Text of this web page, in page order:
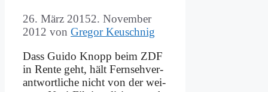
26. März 20152. November
2012 von Gregor Keuschnig
Dass Gui­do Knopp beim ZDF
in Ren­te geht, hält Fern­seh­ver­
ant­wort­li­che nicht von der wei­